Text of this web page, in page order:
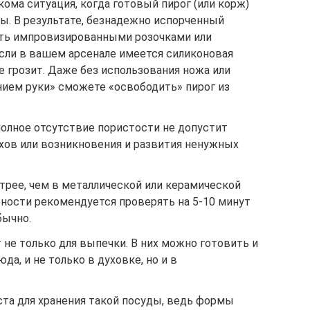
ситуация, когда готовый пирог (или корж)
В результате, безнадежно испорченный
импровизированными розочками или
в вашем арсенале имеется силиконовая
Даже без использования ножа или
руки» сможете «освободить» пирог из
отсутствие пористости не допустит
или возникновения и развития ненужных
чем в металлической или керамической
рекомендуется проверять на 5-10 минут
только для выпечки. В них можно готовить и
и не только в духовке, но и в
для хранения такой посуды, ведь формы